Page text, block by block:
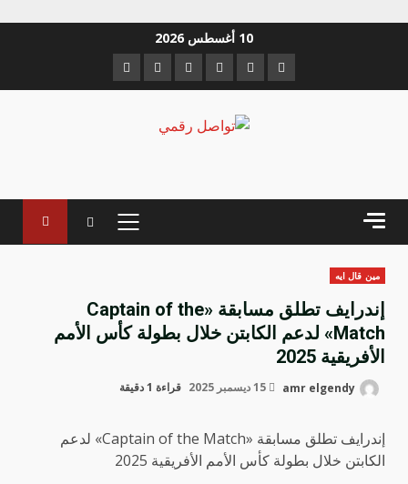
10 أغسطس 2026
Facebook
Twitter
Linkedin
VK
Youtube
Instagram
القائمة
الرئيسية
مين قال ايه
إندرايف تطلق مسابقة «Captain of the
Match» لدعم الكابتن خلال بطولة كأس الأمم
الأفريقية 2025
قراءة 1 دقيقة
إندرايف تطلق مسابقة «Captain of the Match» لدعم
الكابتن خلال بطولة كأس الأمم الأفريقية 2025